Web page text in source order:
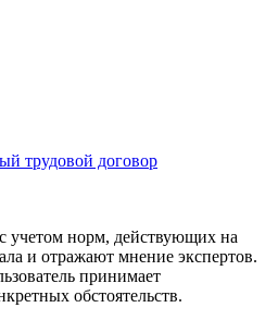
трудовой договор
учетом норм, действующих на
и отражают мнение экспертов.
принимает
обстоятельств.